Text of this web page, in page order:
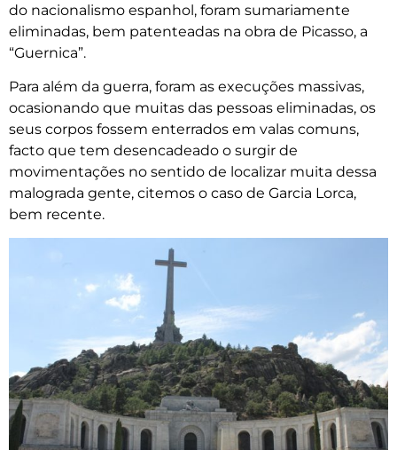
do nacionalismo espanhol, foram sumariamente
eliminadas, bem patenteadas na obra de Picasso, a
“Guernica”.
Para além da guerra, foram as execuções massivas,
ocasionando que muitas das pessoas eliminadas, os
seus corpos fossem enterrados em valas comuns,
facto que tem desencadeado o surgir de
movimentações no sentido de localizar muita dessa
malograda gente, citemos o caso de Garcia Lorca,
bem recente.